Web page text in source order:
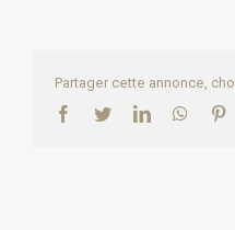
Partager cette annonce,
Facebook
TwitterLinkedIn